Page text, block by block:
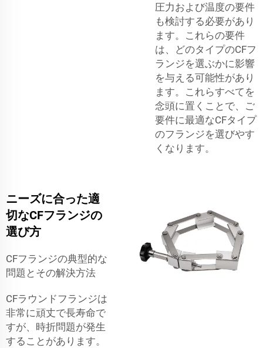
圧力および温度の要件
も検討する必要があり
ます。これらの要件
は、どのタイプのCFフ
ランジを選ぶかに影響
を与える可能性があり
ます。これらすべてを
念頭に置くことで、ご
要件に最適なCFタイプ
のフランジを選びやす
くなります。
ニーズに合った適
切なCFフランジの
選び方
CFフランジの典型的な
問題とその解決方法
CFラウンドフランジは
非常に頑丈で長寿命で
すが、時折問題が発生
することがあります。